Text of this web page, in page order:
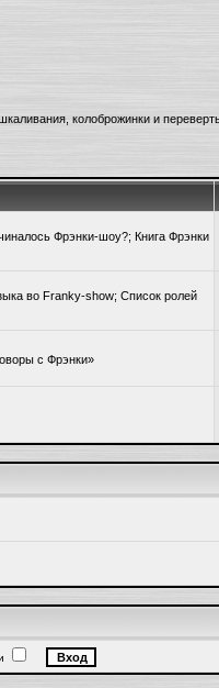
колоброжинки и
Фрэнки-шоу?; Книга Фрэнки
во Franky-show; Список ролей
с Фрэнки»